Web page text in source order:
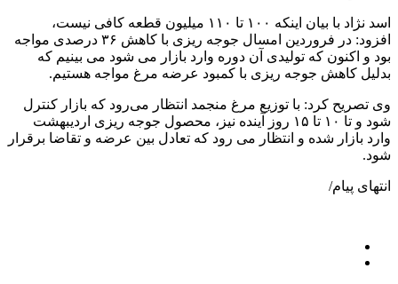
اسد نژاد با بیان اینکه ۱۰۰ تا ۱۱۰ میلیون قطعه کافی نیست،
افزود: در فروردین امسال جوجه ریزی با کاهش ۳۶ درصدی مواجه
بود و اکنون که تولیدی آن دوره وارد بازار می شود می بینیم که
بدلیل کاهش جوجه ریزی با کمبود عرضه مرغ مواجه هستیم.
وی تصریح کرد: با توزیع مرغ منجمد انتظار می‌رود که بازار کنترل
شود و تا ۱۰ تا ۱۵ روز آینده نیز، محصول جوجه ریزی اردیبهشت
وارد بازار شده و انتظار می رود که تعادل بین عرضه و تقاضا برقرار
شود.
انتهای پیام/